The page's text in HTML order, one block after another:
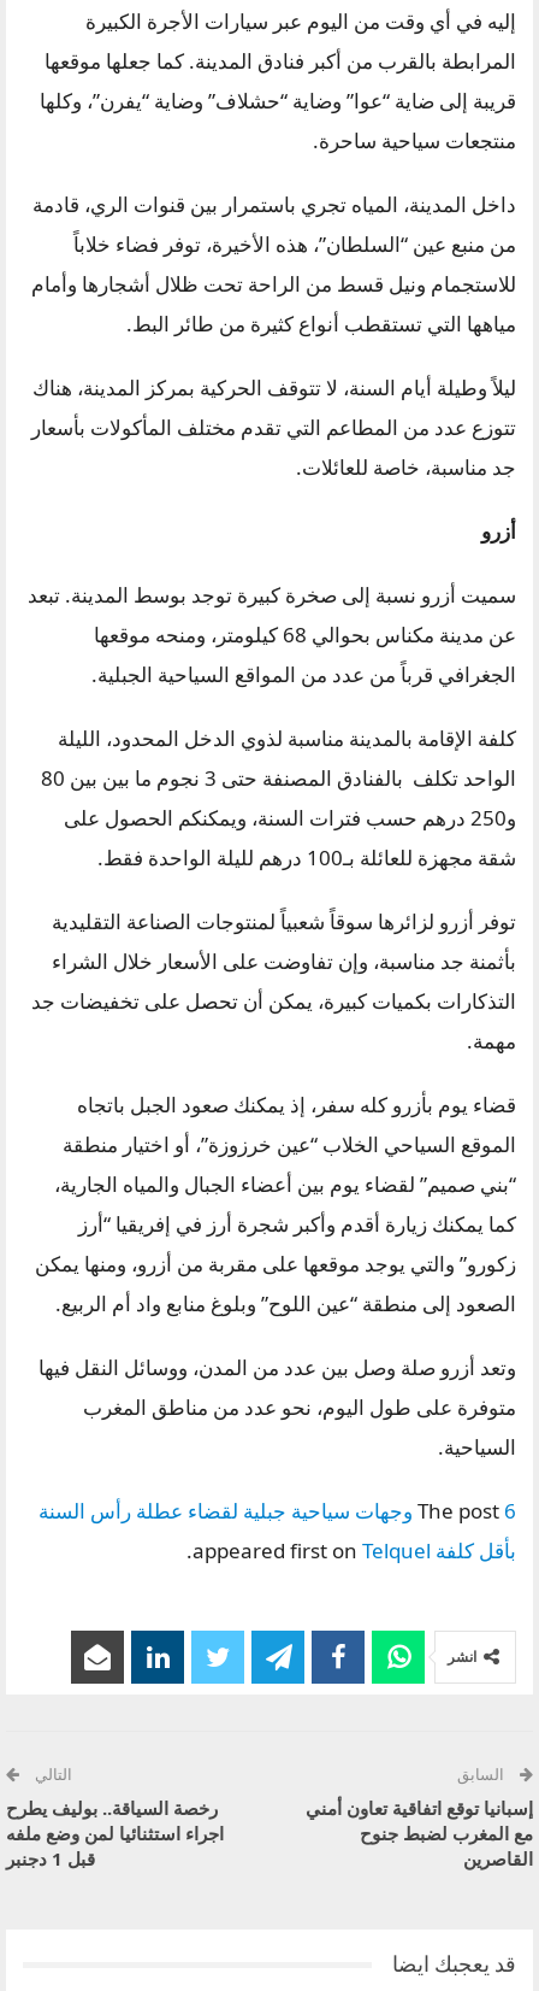
إليه في أي وقت من اليوم عبر سيارات الأجرة الكبيرة
المرابطة بالقرب من أكبر فنادق المدينة. كما جعلها موقعها
قريبة إلى ضاية “عوا” وضاية “حشلاف” وضاية “يفرن”، وكلها
منتجعات سياحية ساحرة.
داخل المدينة، المياه تجري باستمرار بين قنوات الري، قادمة
من منبع عين “السلطان”، هذه الأخيرة، توفر فضاء خلاباً
للاستجمام ونيل قسط من الراحة تحت ظلال أشجارها وأمام
مياهها التي تستقطب أنواع كثيرة من طائر البط.
ليلاً وطيلة أيام السنة، لا تتوقف الحركية بمركز المدينة، هناك
تتوزع عدد من المطاعم التي تقدم مختلف المأكولات بأسعار
جد مناسبة، خاصة للعائلات.
أزرو
سميت أزرو نسبة إلى صخرة كبيرة توجد بوسط المدينة. تبعد
عن مدينة مكناس بحوالي 68 كيلومتر، ومنحه موقعها
الجغرافي قرباً من عدد من المواقع السياحية الجبلية.
كلفة الإقامة بالمدينة مناسبة لذوي الدخل المحدود، الليلة
الواحد تكلف بالفنادق المصنفة حتى 3 نجوم ما بين بين 80
و250 درهم حسب فترات السنة، ويمكنكم الحصول على
شقة مجهزة للعائلة بـ100 درهم لليلة الواحدة فقط.
توفر أزرو لزائرها سوقاً شعبياً لمنتوجات الصناعة التقليدية
بأثمنة جد مناسبة، وإن تفاوضت على الأسعار خلال الشراء
التذكارات بكميات كبيرة، يمكن أن تحصل على تخفيضات جد
مهمة.
قضاء يوم بأزرو كله سفر، إذ يمكنك صعود الجبل باتجاه
الموقع السياحي الخلاب “عين خرزوزة”، أو اختيار منطقة
“بني صميم” لقضاء يوم بين أعضاء الجبال والمياه الجارية،
كما يمكنك زيارة أقدم وأكبر شجرة أرز في إفريقيا “أرز
زكورو” والتي يوجد موقعها على مقربة من أزرو، ومنها يمكن
الصعود إلى منطقة “عين اللوح” وبلوغ منابع واد أم الربيع.
وتعد أزرو صلة وصل بين عدد من المدن، ووسائل النقل فيها
متوفرة على طول اليوم، نحو عدد من مناطق المغرب
السياحية.
The post 6 وجهات سياحية جبلية لقضاء عطلة رأس السنة
بأقل كلفة Telquel
.
انشر
السابق
إسبانيا توقع اتفاقية تعاون أمني
مع المغرب لضبط جنوح
القاصرين
التالي
رخصة السياقة.. بوليف يطرح
اجراء استثنائيا لمن وضع ملفه
قبل 1 دجنبر
قد يعجبك ايضا